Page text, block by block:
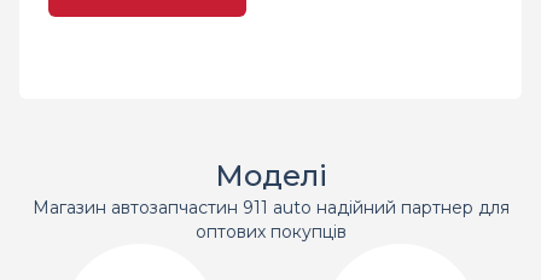
Моделі
Магазин автозапчастин 911 auto надійний партнер для
оптових покупців